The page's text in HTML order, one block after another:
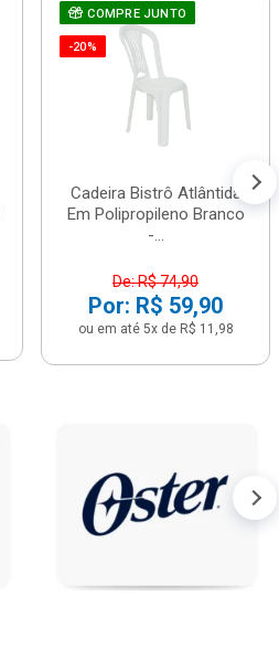
COMPRE JUNTO
-20%
Cadeira Bistrô Atlântida
Em Polipropileno Branco
-...
De: R$ 74,90
Por: R$ 59,90
ou em até 5x de R$ 11,98